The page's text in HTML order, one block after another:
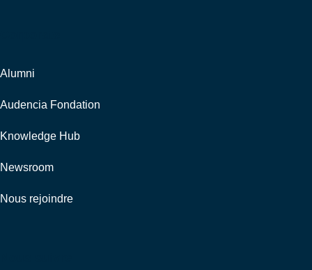
Alumni
Audencia Fondation
Knowledge Hub
Newsroom
Nous rejoindre